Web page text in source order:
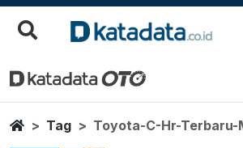
Toyota C Hr Terbaru
Berita Terbaru
HomeTag Toyota-C-Hr-Terbaru-